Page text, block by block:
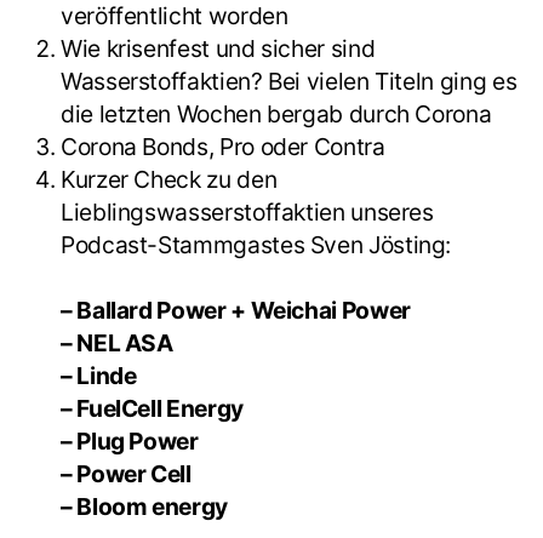
veröffentlicht worden
Wie krisenfest und sicher sind
Wasserstoffaktien? Bei vielen Titeln ging es
die letzten Wochen bergab durch Corona
Corona Bonds, Pro oder Contra
Kurzer Check zu den
Lieblingswasserstoffaktien unseres
Podcast-Stammgastes Sven Jösting:
– Ballard Power + Weichai Power
– NEL ASA
– Linde
– FuelCell Energy
– Plug Power
– Power Cell
– Bloom energy